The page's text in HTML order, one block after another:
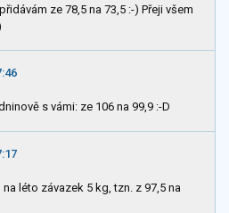
ze 78,5 na 73,5 :-) Přeji všem
s vámi: ze 106 na 99,9 :-D
léto závazek 5 kg, tzn. z 97,5 na